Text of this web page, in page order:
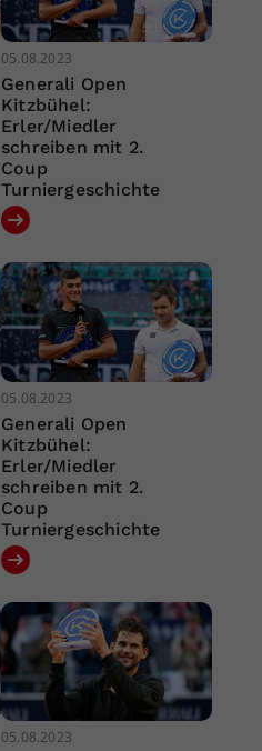
05.08.2023
Generali Open
Kitzbühel:
Erler/Miedler
schreiben mit 2.
Coup
Turniergeschichte
05.08.2023
Generali Open
Kitzbühel:
Erler/Miedler
schreiben mit 2.
Coup
Turniergeschichte
05.08.2023